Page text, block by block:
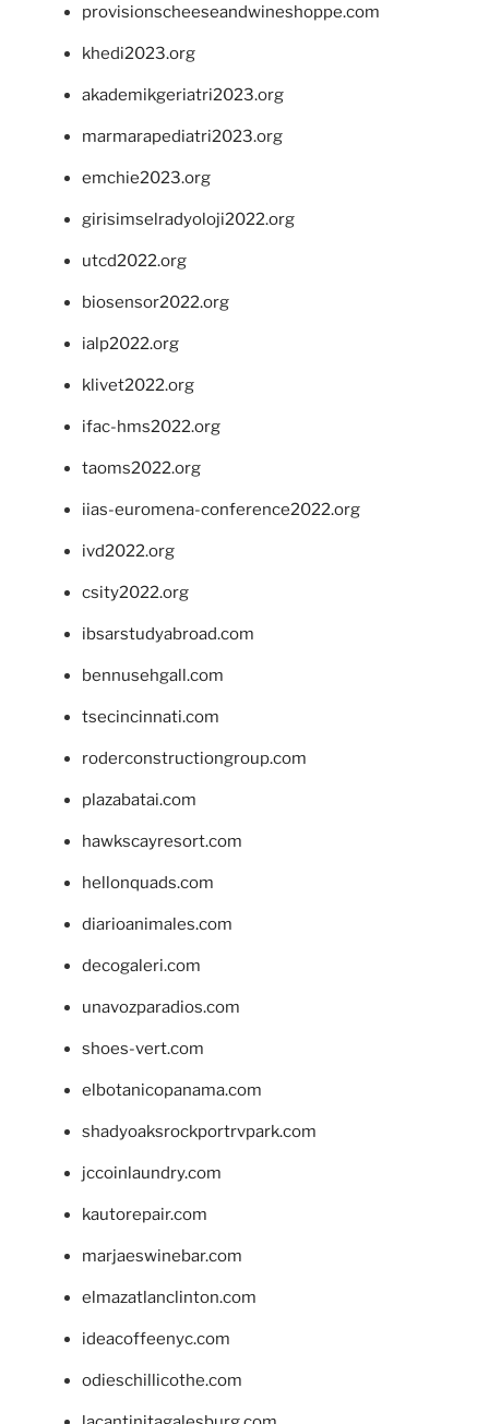
provisionscheeseandwineshoppe.com
khedi2023.org
akademikgeriatri2023.org
marmarapediatri2023.org
emchie2023.org
girisimselradyoloji2022.org
utcd2022.org
biosensor2022.org
ialp2022.org
klivet2022.org
ifac-hms2022.org
taoms2022.org
iias-euromena-conference2022.org
ivd2022.org
csity2022.org
ibsarstudyabroad.com
bennusehgall.com
tsecincinnati.com
roderconstructiongroup.com
plazabatai.com
hawkscayresort.com
hellonquads.com
diarioanimales.com
decogaleri.com
unavozparadios.com
shoes-vert.com
elbotanicopanama.com
shadyoaksrockportrvpark.com
jccoinlaundry.com
kautorepair.com
marjaeswinebar.com
elmazatlanclinton.com
ideacoffeenyc.com
odieschillicothe.com